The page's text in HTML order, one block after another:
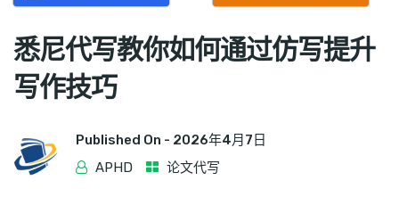
悉尼代写教你如何通过仿写提升
写作技巧
Published On - 2026年4月7日
APHD
论文代写